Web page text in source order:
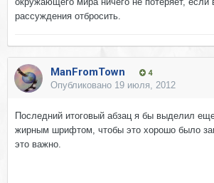
рассуждения отбросить.
ManFromTown 4
Опубликовано 19 июля, 2012
Последний итоговый абзац я бы выделил
жирным шрифтом, чтобы это хорошо было
это важно.